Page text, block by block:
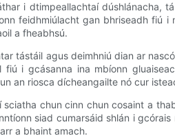
i dtimpeallachtaí
feidhmiúlacht gan bhriseadh fiú
​​a fheabhsú.
tástáil agus deimhniú dian ar
i gcásanna ina mbíonn
an riosca dícheangailte nó cur
chun cinn chun cosaint a
siad cumarsáid shlán i
a bhaint amach.